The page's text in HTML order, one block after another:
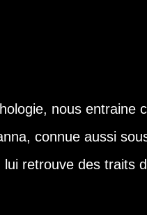
nous entraine
connue aussi
retrouve des traits